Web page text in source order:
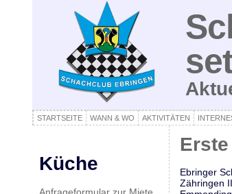
STARTSEITE WANN & WO AKTIVITÄTEN
Küche
Ebringer
Zähringen